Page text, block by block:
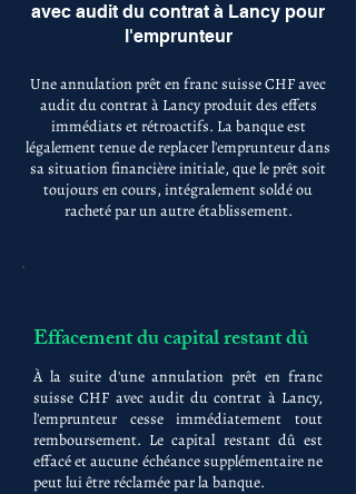
avec audit du contrat à Lancy pour
l'emprunteur
Une annulation prêt en franc suisse CHF avec
audit du contrat à Lancy produit des effets
immédiats et rétroactifs. La banque est
légalement tenue de replacer l'emprunteur dans
sa situation financière initiale, que le prêt soit
toujours en cours, intégralement soldé ou
racheté par un autre établissement.
Effacement du capital restant dû
À la suite d'une annulation prêt en franc
suisse CHF avec audit du contrat à Lancy,
l'emprunteur cesse immédiatement tout
remboursement. Le capital restant dû est
effacé et aucune échéance supplémentaire ne
peut lui être réclamée par la banque.